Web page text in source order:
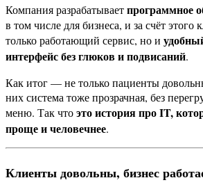
Компания разрабатываетпрограммное
в том числе для бизнеса, и за счёт
только работающий сервис, но и
интерфейс без глюков и подвисаний.
Как итог — не только пациенты
них система тоже прозрачная, без
меню. Так чтоэто история про IT,
проще и человечнее.
Клиенты довольны, бизнес